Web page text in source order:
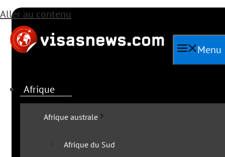
Aller au contenu
Menu
Afrique
Afrique australe
Afrique du Sud